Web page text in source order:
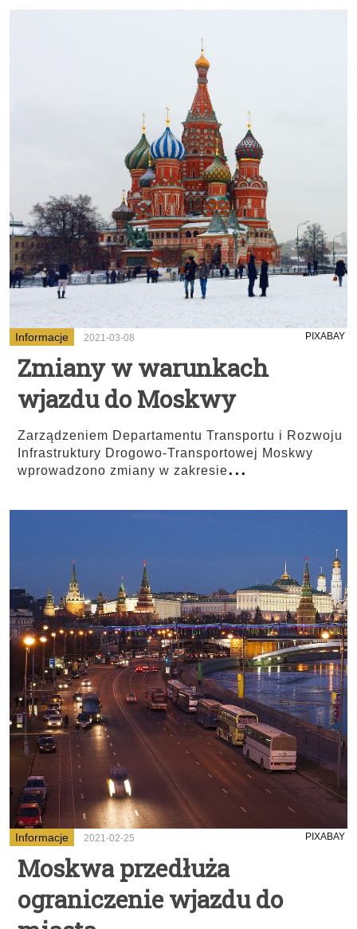
Informacje 2021-03-08 PIXABAY
Zmiany w warunkach
wjazdu do Moskwy
Zarządzeniem Departamentu Transportu i Rozwoju
Infrastruktury Drogowo-Transportowej Moskwy
wprowadzono zmiany w zakresie...
Informacje 2021-02-25 PIXABAY
Moskwa przedłuża
ograniczenie wjazdu do